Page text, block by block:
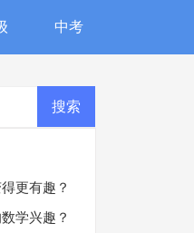
中考
更有趣？
学兴趣？